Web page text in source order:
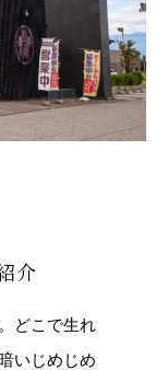
介
どこで生れ
いじめじめ